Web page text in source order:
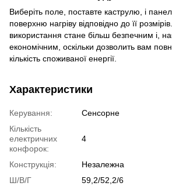
Виберіть поле, поставте каструлю, і
поверхню нагріву відповідно до її
використання стане більш безпечним і,
економічним, оскільки дозволить вам
кількість споживаної енергії.
Характеристики
Керування:
Сенсорне
Кількість
електричних
конфорок:
4
Конструкція:
Незалежна
Ш/В/Г
59,2/52,2/6